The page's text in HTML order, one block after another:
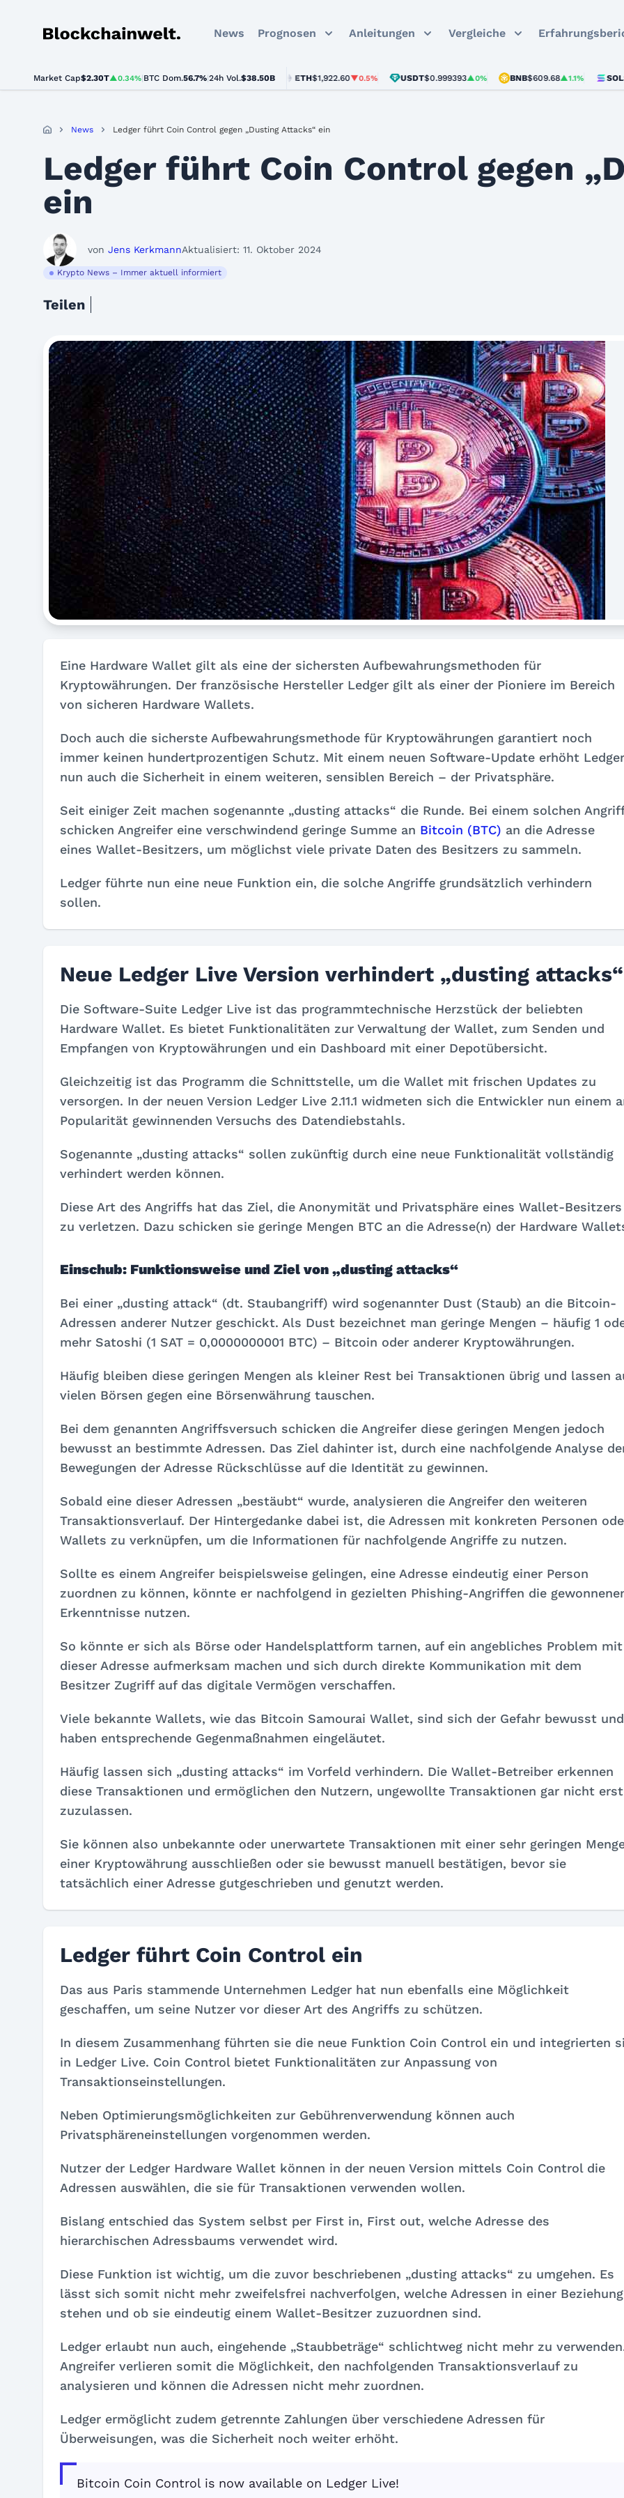
Blockchainwelt News Prognosen Anleitungen Vergleiche
Market Cap$2.30T▲0.34% BTC Dom.56.7% 24h Vol.$38.50B
BTC$65,125.00▼0.3% ETH $1,922.60▼0.5% USDT$0.999393▲0% BNB$609.68▲1.1% SOL$75.78
News Ledger führt Coin Control gegen „Dusting Attacks“ ein
Ledger führt Coin Control gegen
ein
von Jens KerkmannAktualisiert: 11. Oktober 2024
Krypto News – Immer aktuell informiert
Teilen
Eine Hardware Wallet gilt als eine der sichersten Aufbewahrungsmethoden für
Kryptowährungen. Der französische Hersteller Ledger gilt als einer der Pioniere im Bereich
von sicheren Hardware Wallets.
Doch auch die sicherste Aufbewahrungsmethode für Kryptowährungen garantiert noch
immer keinen hundertprozentigen Schutz. Mit einem neuen Software-Update erhöht Ledger
nun auch die Sicherheit in einem weiteren, sensiblen Bereich – der Privatsphäre.
Seit einiger Zeit machen sogenannte „dusting attacks“ die Runde. Bei einem solchen Angriff
schicken Angreifer eine verschwindend geringe Summe an Bitcoin (BTC) an die Adresse
eines Wallet-Besitzers, um möglichst viele private Daten des Besitzers zu sammeln.
Ledger führte nun eine neue Funktion ein, die solche Angriffe grundsätzlich verhindern
sollen.
Neue Ledger Live Version verhindert „dusting attacks“
Die Software-Suite Ledger Live ist das programmtechnische Herzstück der beliebten
Hardware Wallet. Es bietet Funktionalitäten zur Verwaltung der Wallet, zum Senden und
Empfangen von Kryptowährungen und ein Dashboard mit einer Depotübersicht.
Gleichzeitig ist das Programm die Schnittstelle, um die Wallet mit frischen Updates zu
versorgen. In der neuen Version Ledger Live 2.11.1 widmeten sich die Entwickler nun einem
Popularität gewinnenden Versuchs des Datendiebstahls.
Sogenannte „dusting attacks“ sollen zukünftig durch eine neue Funktionalität vollständig
verhindert werden können.
Diese Art des Angriffs hat das Ziel, die Anonymität und Privatsphäre eines Wallet-Besitzers
zu verletzen. Dazu schicken sie geringe Mengen BTC an die Adresse(n) der Hardware
Einschub: Funktionsweise und Ziel von „dusting attacks“
Bei einer „dusting attack“ (dt. Staubangriff) wird sogenannter Dust (Staub) an die Bitcoin-
Adressen anderer Nutzer geschickt. Als Dust bezeichnet man geringe Mengen – häufig 1
mehr Satoshi (1 SAT = 0,0000000001 BTC) – Bitcoin oder anderer Kryptowährungen.
Häufig bleiben diese geringen Mengen als kleiner Rest bei Transaktionen übrig und lassen
vielen Börsen gegen eine Börsenwährung tauschen.
Bei dem genannten Angriffsversuch schicken die Angreifer diese geringen Mengen jedoch
bewusst an bestimmte Adressen. Das Ziel dahinter ist, durch eine nachfolgende Analyse
Bewegungen der Adresse Rückschlüsse auf die Identität zu gewinnen.
Sobald eine dieser Adressen „bestäubt“ wurde, analysieren die Angreifer den weiteren
Transaktionsverlauf. Der Hintergedanke dabei ist, die Adressen mit konkreten Personen
Wallets zu verknüpfen, um die Informationen für nachfolgende Angriffe zu nutzen.
Sollte es einem Angreifer beispielsweise gelingen, eine Adresse eindeutig einer Person
zuordnen zu können, könnte er nachfolgend in gezielten Phishing-Angriffen die
Erkenntnisse nutzen.
So könnte er sich als Börse oder Handelsplattform tarnen, auf ein angebliches Problem mit
dieser Adresse aufmerksam machen und sich durch direkte Kommunikation mit dem
Besitzer Zugriff auf das digitale Vermögen verschaffen.
Viele bekannte Wallets, wie das Bitcoin Samourai Wallet, sind sich der Gefahr bewusst und
haben entsprechende Gegenmaßnahmen eingeläutet.
Häufig lassen sich „dusting attacks“ im Vorfeld verhindern. Die Wallet-Betreiber erkennen
diese Transaktionen und ermöglichen den Nutzern, ungewollte Transaktionen gar nicht erst
zuzulassen.
Sie können also unbekannte oder unerwartete Transaktionen mit einer sehr geringen
einer Kryptowährung ausschließen oder sie bewusst manuell bestätigen, bevor sie
tatsächlich einer Adresse gutgeschrieben und genutzt werden.
Ledger führt Coin Control ein
Das aus Paris stammende Unternehmen Ledger hat nun ebenfalls eine Möglichkeit
geschaffen, um seine Nutzer vor dieser Art des Angriffs zu schützen.
In diesem Zusammenhang führten sie die neue Funktion Coin Control ein und integrierten
in Ledger Live. Coin Control bietet Funktionalitäten zur Anpassung von
Transaktionseinstellungen.
Neben Optimierungsmöglichkeiten zur Gebührenverwendung können auch
Privatsphäreneinstellungen vorgenommen werden.
Nutzer der Ledger Hardware Wallet können in der neuen Version mittels Coin Control die
Adressen auswählen, die sie für Transaktionen verwenden wollen.
Bislang entschied das System selbst per First in, First out, welche Adresse des
hierarchischen Adressbaums verwendet wird.
Diese Funktion ist wichtig, um die zuvor beschriebenen „dusting attacks“ zu umgehen. Es
lässt sich somit nicht mehr zweifelsfrei nachverfolgen, welche Adressen in einer Beziehung
stehen und ob sie eindeutig einem Wallet-Besitzer zuzuordnen sind.
Ledger erlaubt nun auch, eingehende „Staubbeträge“ schlichtweg nicht mehr zu
Angreifer verlieren somit die Möglichkeit, den nachfolgenden Transaktionsverlauf zu
analysieren und können die Adressen nicht mehr zuordnen.
Ledger ermöglicht zudem getrennte Zahlungen über verschiedene Adressen für
Überweisungen, was die Sicherheit noch weiter erhöht.
Bitcoin Coin Control is now available on Ledger Live!